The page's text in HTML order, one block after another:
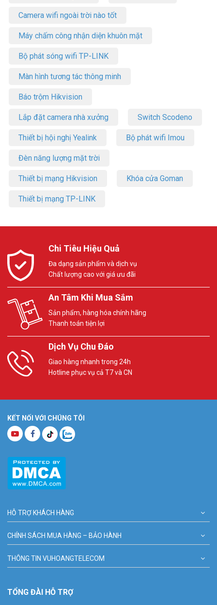
Camera wifi ngoài trời nào tốt
Máy chấm công nhận diện khuôn mặt
Bộ phát sóng wifi TP-LINK
Màn hình tương tác thông minh
Báo trộm Hikvision
Lắp đặt camera nhà xưởng Switch Scodeno
Thiết bị hội nghị Yealink Bộ phát wifi Imou
Đèn năng lượng mặt trời
Thiết bị mạng Hikvision Khóa cửa Goman
Thiết bị mạng TP-LINK
Chi Tiêu Hiệu Quả
Đa dạng sản phẩm và dịch vụ
Chất lượng cao với giá ưu đãi
An Tâm Khi Mua Sắm
Sản phẩm, hàng hóa chính hãng
Thanh toán tiện lợi
Dịch Vụ Chu Đáo
Giao hàng nhanh trong 24h
Hotline phục vụ cả T7 và CN
KẾT NỐI VỚI CHÚNG TÔI
HỖ TRỢ KHÁCH HÀNG
CHÍNH SÁCH MUA HÀNG – BẢO HÀNH
THÔNG TIN VUHOANGTELECOM
TỔNG ĐÀI HỖ TRỢ